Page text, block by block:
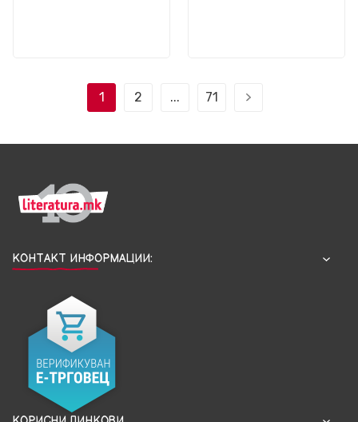
1 2 ... 71
КОНТАКТ ИНФОРМАЦИИ: